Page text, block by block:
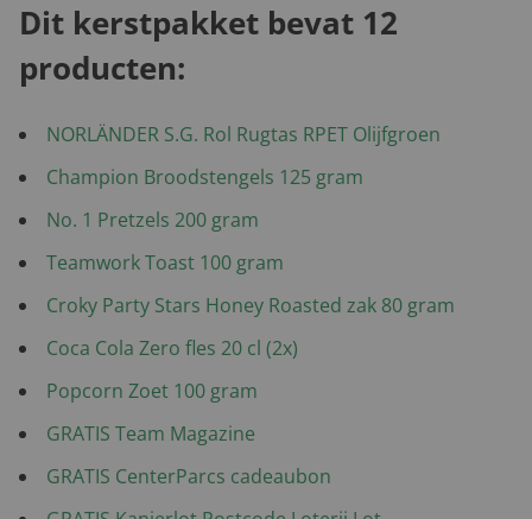
Dit kerstpakket bevat 12
producten:
NORLÄNDER S.G. Rol Rugtas RPET Olijfgroen
Champion Broodstengels 125 gram
No. 1 Pretzels 200 gram
Teamwork Toast 100 gram
Croky Party Stars Honey Roasted zak 80 gram
Coca Cola Zero fles 20 cl (2x)
Popcorn Zoet 100 gram
GRATIS Team Magazine
GRATIS CenterParcs cadeaubon